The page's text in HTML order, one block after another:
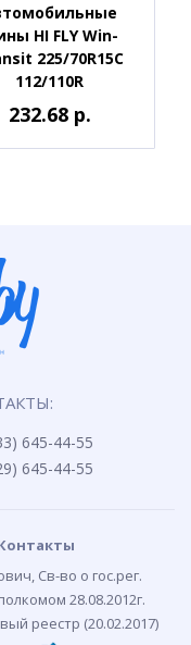
HI FLY Win-
225/70R15C
112/110R
232.68 р.
645-44-55
645-44-55
Св-во о гос.рег.
28.08.2012г.
реестр (20.02.2017)